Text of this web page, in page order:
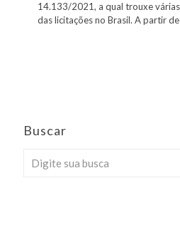
14.133/2021, a qual trouxe
das licitações no Brasil. A partir de
Buscar